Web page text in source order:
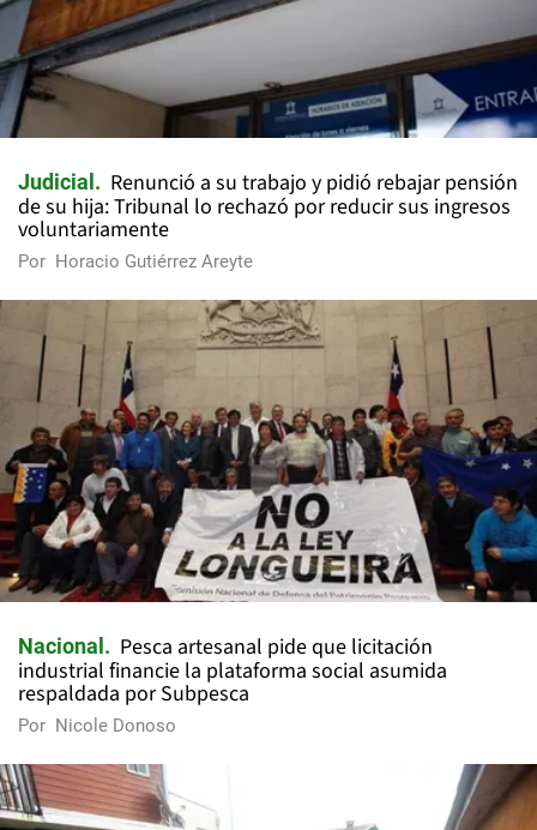
Judicial
Renunció a su trabajo y pidió rebajar pensión
de su hija: Tribunal lo rechazó por reducir sus ingresos
voluntariamente
Por Horacio Gutiérrez Areyte
Nacional
Pesca artesanal pide que licitación
industrial financie la plataforma social asumida
respaldada por Subpesca
Por Nicole Donoso